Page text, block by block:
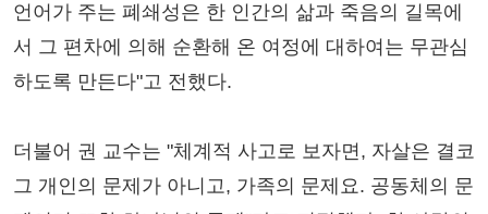
언어가 주는 폐쇄성은 한 인간의 삶과 죽음의 길목에
서 그 편차에 의해 순환해 온 여정에 대하여는 무관심
하도록 만든다"고 전했다.
더불어 권 교수는 "체계적 사고로 보자면, 자살은 결코
그 개인의 문제가 아니고, 가족의 문제요. 공동체의 문